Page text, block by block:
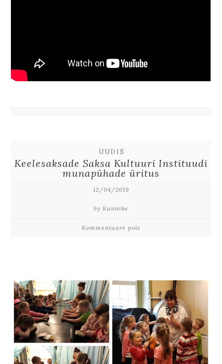
UUDIS
Keelesaksade Saksa Kultuuri Instituudi
munapühade üritus
12/04/2019
by Kannike
Kommentaare pole